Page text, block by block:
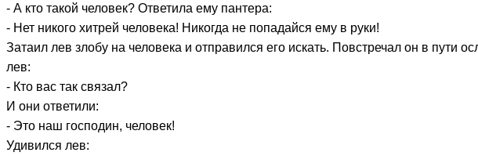
- А кто такой человек? Ответила ему пантера:
- Нет никого хитрей человека! Никогда не попадайся ему в руки!
Затаил лев злобу на человека и отправился его искать. Повстречал он в
лев:
- Кто вас так связал?
И они ответили:
- Это наш господин, человек!
Удивился лев: